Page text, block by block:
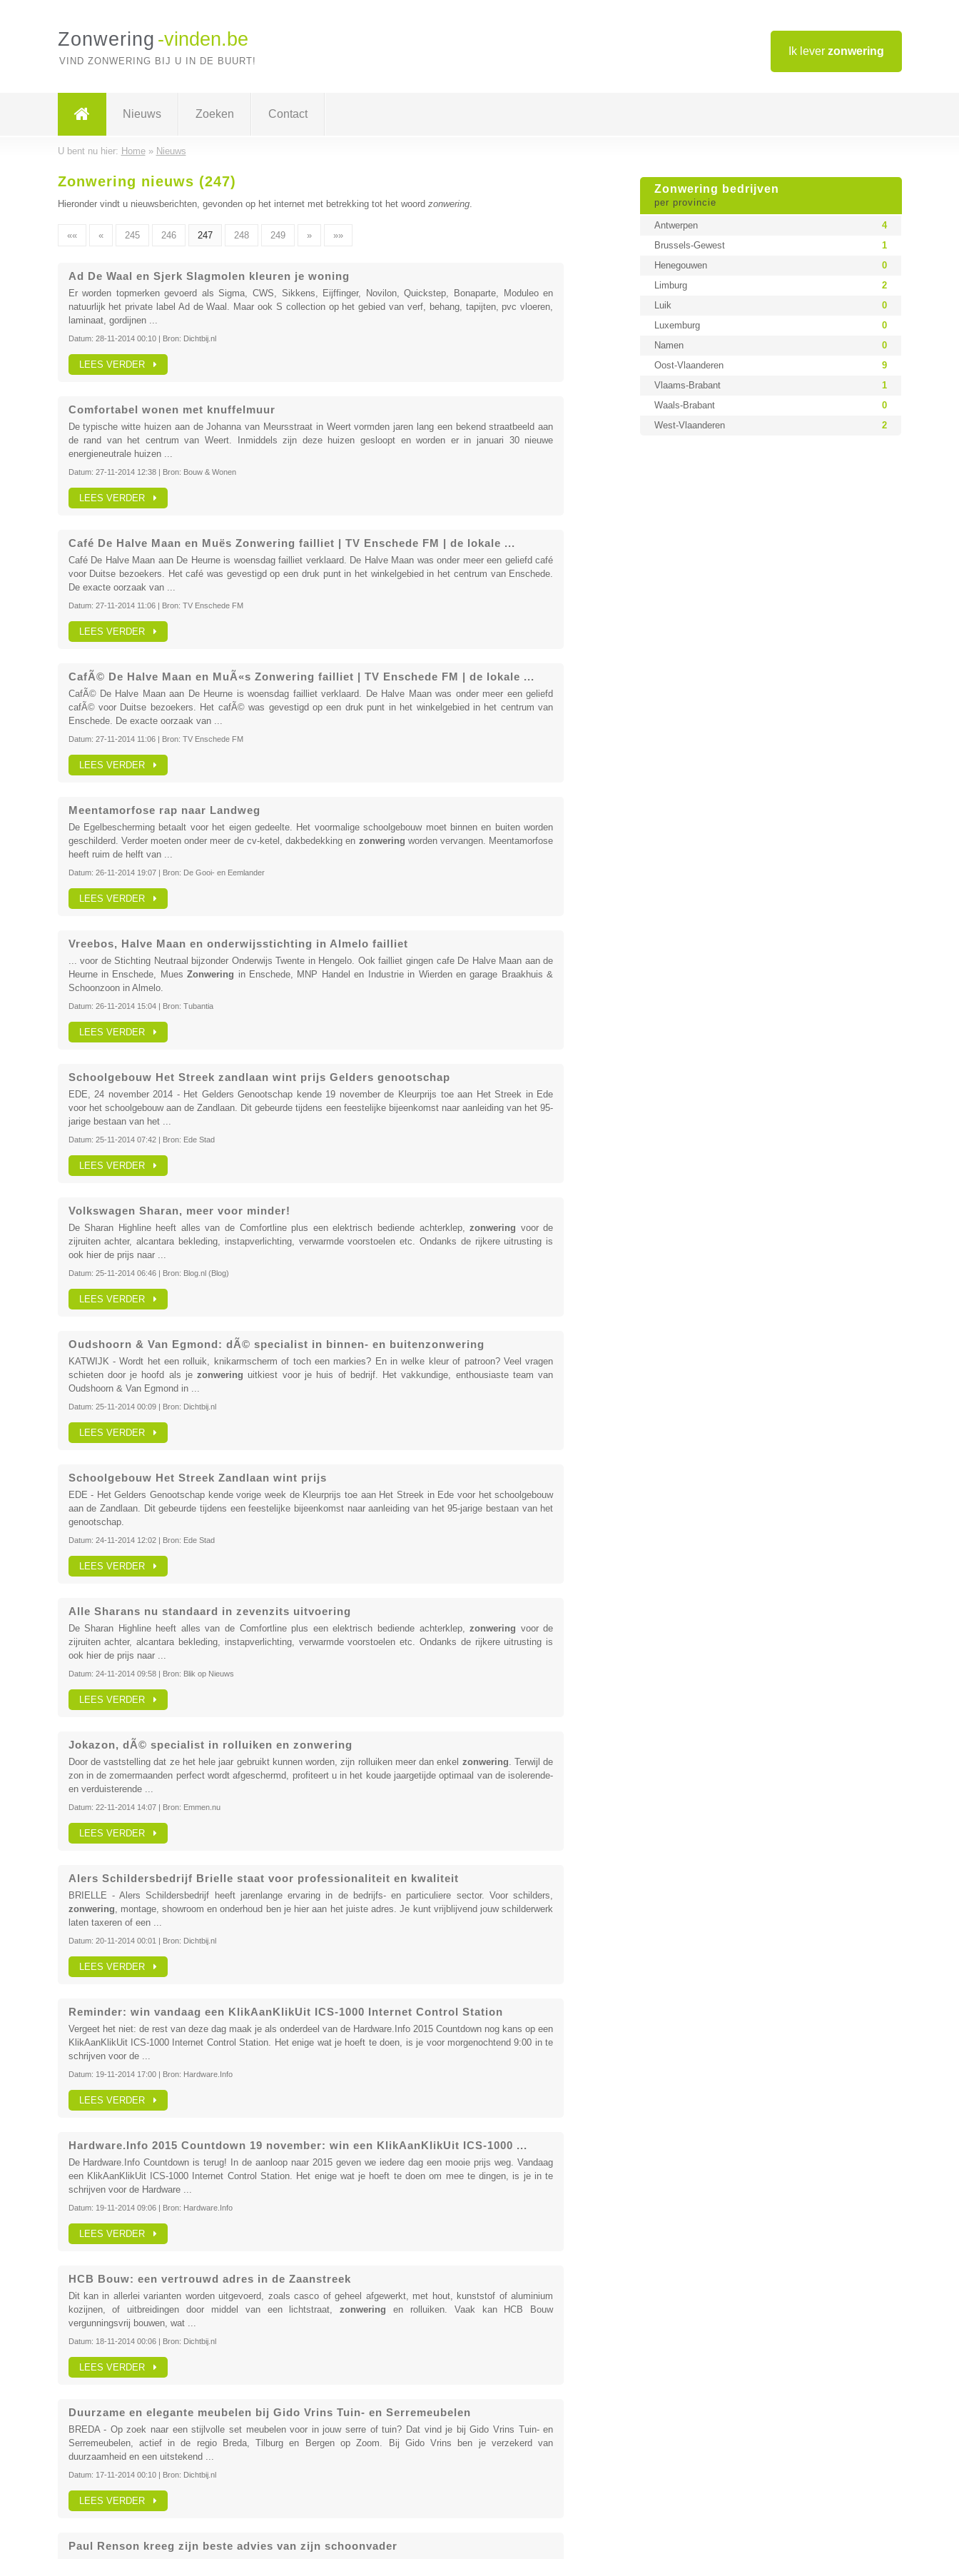
Ik lever zonwering
Zonwering -vinden.be
VIND ZONWERING BIJ U IN DE BUURT!
Nieuws Zoeken Contact
U bent nu hier: Home» Nieuws
Zonwering bedrijven
per provincie
Antwerpen
4
Brussels-Gewest
1
Henegouwen
0
Limburg
2
Luik
0
Luxemburg
0
Namen
0
Oost-Vlaanderen
9
Vlaams-Brabant
1
Waals-Brabant
0
West-Vlaanderen
2
Zonwering nieuws (247)
Hieronder vindt u nieuwsberichten, gevonden op het internet met betrekking tot het woord zonwering.
«« « 245 246 247 248 249 » »»
Ad De Waal en Sjerk Slagmolen kleuren je woning
Er worden topmerken gevoerd als Sigma, CWS, Sikkens, Eijffinger, Novilon, Quickstep, Bonaparte, Moduleo en
natuurlijk het private label Ad de Waal. Maar ook S collection op het gebied van verf, behang, tapijten, pvc vloeren,
laminaat, gordijnen ...
Datum: 28-11-2014 00:10| Bron: Dichtbij.nl
LEES VERDER
Comfortabel wonen met knuffelmuur
De typische witte huizen aan de Johanna van Meursstraat in Weert vormden jaren lang een bekend straatbeeld aan
de rand van het centrum van Weert. Inmiddels zijn deze huizen gesloopt en worden er in januari 30 nieuwe
energieneutrale huizen ...
Datum: 27-11-2014 12:38| Bron: Bouw & Wonen
LEES VERDER
Café De Halve Maan en Muës Zonwering failliet | TV Enschede FM | de lokale ...
Café De Halve Maan aan De Heurne is woensdag failliet verklaard. De Halve Maan was onder meer een geliefd café
voor Duitse bezoekers. Het café was gevestigd op een druk punt in het winkelgebied in het centrum van Enschede.
De exacte oorzaak van ...
Datum: 27-11-2014 11:06| Bron: TV Enschede FM
LEES VERDER
CafÃ© De Halve Maan en MuÃ«s Zonwering failliet | TV Enschede FM | de lokale ...
CafÃ© De Halve Maan aan De Heurne is woensdag failliet verklaard. De Halve Maan was onder meer een geliefd
cafÃ© voor Duitse bezoekers. Het cafÃ© was gevestigd op een druk punt in het winkelgebied in het centrum van
Enschede. De exacte oorzaak van ...
Datum: 27-11-2014 11:06| Bron: TV Enschede FM
LEES VERDER
Meentamorfose rap naar Landweg
De Egelbescherming betaalt voor het eigen gedeelte. Het voormalige schoolgebouw moet binnen en buiten worden
geschilderd. Verder moeten onder meer de cv-ketel, dakbedekking en zonwering worden vervangen. Meentamorfose
heeft ruim de helft van ...
Datum: 26-11-2014 19:07| Bron: De Gooi- en Eemlander
LEES VERDER
Vreebos, Halve Maan en onderwijsstichting in Almelo failliet
... voor de Stichting Neutraal bijzonder Onderwijs Twente in Hengelo. Ook failliet gingen cafe De Halve Maan aan de
Heurne in Enschede, MuesZonwering in Enschede, MNP Handel en Industrie in Wierden en garage Braakhuis &
Schoonzoon in Almelo.
Datum: 26-11-2014 15:04| Bron: Tubantia
LEES VERDER
Schoolgebouw Het Streek zandlaan wint prijs Gelders genootschap
EDE, 24 november 2014 - Het Gelders Genootschap kende 19 november de Kleurprijs toe aan Het Streek in Ede
voor het schoolgebouw aan de Zandlaan. Dit gebeurde tijdens een feestelijke bijeenkomst naar aanleiding van het 95-
jarige bestaan van het ...
Datum: 25-11-2014 07:42| Bron: Ede Stad
LEES VERDER
Volkswagen Sharan, meer voor minder!
De Sharan Highline heeft alles van de Comfortline plus een elektrisch bediende achterklep,zonwering voor de
zijruiten achter, alcantara bekleding, instapverlichting, verwarmde voorstoelen etc. Ondanks de rijkere uitrusting is
ook hier de prijs naar ...
Datum: 25-11-2014 06:46| Bron: Blog.nl (Blog)
LEES VERDER
Oudshoorn & Van Egmond: dÃ© specialist in binnen- en buitenzonwering
KATWIJK - Wordt het een rolluik, knikarmscherm of toch een markies? En in welke kleur of patroon? Veel vragen
schieten door je hoofd als jezonwering uitkiest voor je huis of bedrijf. Het vakkundige, enthousiaste team van
Oudshoorn & Van Egmond in ...
Datum: 25-11-2014 00:09| Bron: Dichtbij.nl
LEES VERDER
Schoolgebouw Het Streek Zandlaan wint prijs
EDE - Het Gelders Genootschap kende vorige week de Kleurprijs toe aan Het Streek in Ede voor het schoolgebouw
aan de Zandlaan. Dit gebeurde tijdens een feestelijke bijeenkomst naar aanleiding van het 95-jarige bestaan van het
genootschap.
Datum: 24-11-2014 12:02| Bron: Ede Stad
LEES VERDER
Alle Sharans nu standaard in zevenzits uitvoering
De Sharan Highline heeft alles van de Comfortline plus een elektrisch bediende achterklep,zonwering voor de
zijruiten achter, alcantara bekleding, instapverlichting, verwarmde voorstoelen etc. Ondanks de rijkere uitrusting is
ook hier de prijs naar ...
Datum: 24-11-2014 09:58| Bron: Blik op Nieuws
LEES VERDER
Jokazon, dÃ© specialist in rolluiken en zonwering
Door de vaststelling dat ze het hele jaar gebruikt kunnen worden, zijn rolluiken meer dan enkel zonwering. Terwijl de
zon in de zomermaanden perfect wordt afgeschermd, profiteert u in het koude jaargetijde optimaal van de isolerende-
en verduisterende ...
Datum: 22-11-2014 14:07| Bron: Emmen.nu
LEES VERDER
Alers Schildersbedrijf Brielle staat voor professionaliteit en kwaliteit
BRIELLE - Alers Schildersbedrijf heeft jarenlange ervaring in de bedrijfs- en particuliere sector. Voor schilders,
zonwering, montage, showroom en onderhoud ben je hier aan het juiste adres. Je kunt vrijblijvend jouw schilderwerk
laten taxeren of een ...
Datum: 20-11-2014 00:01 | Bron: Dichtbij.nl
LEES VERDER
Reminder: win vandaag een KlikAanKlikUit ICS-1000 Internet Control Station
Vergeet het niet: de rest van deze dag maak je als onderdeel van de Hardware.Info 2015 Countdown nog kans op een
KlikAanKlikUit ICS-1000 Internet Control Station. Het enige wat je hoeft te doen, is je voor morgenochtend 9:00 in te
schrijven voor de ...
Datum: 19-11-2014 17:00| Bron: Hardware.Info
LEES VERDER
Hardware.Info 2015 Countdown 19 november: win een KlikAanKlikUit ICS-1000 ...
De Hardware.Info Countdown is terug! In de aanloop naar 2015 geven we iedere dag een mooie prijs weg. Vandaag
een KlikAanKlikUit ICS-1000 Internet Control Station. Het enige wat je hoeft te doen om mee te dingen, is je in te
schrijven voor de Hardware ...
Datum: 19-11-2014 09:06| Bron: Hardware.Info
LEES VERDER
HCB Bouw: een vertrouwd adres in de Zaanstreek
Dit kan in allerlei varianten worden uitgevoerd, zoals casco of geheel afgewerkt, met hout, kunststof of aluminium
kozijnen, of uitbreidingen door middel van een lichtstraat,zonwering en rolluiken. Vaak kan HCB Bouw
vergunningsvrij bouwen, wat ...
Datum: 18-11-2014 00:06| Bron: Dichtbij.nl
LEES VERDER
Duurzame en elegante meubelen bij Gido Vrins Tuin- en Serremeubelen
BREDA - Op zoek naar een stijlvolle set meubelen voor in jouw serre of tuin? Dat vind je bij Gido Vrins Tuin- en
Serremeubelen, actief in de regio Breda, Tilburg en Bergen op Zoom. Bij Gido Vrins ben je verzekerd van
duurzaamheid en een uitstekend ...
Datum: 17-11-2014 00:10| Bron: Dichtbij.nl
LEES VERDER
Paul Renson kreeg zijn beste advies van zijn schoonvader